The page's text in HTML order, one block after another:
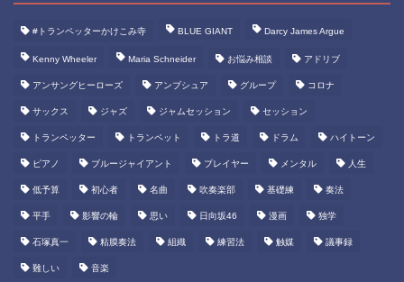
#トランペッターかけこみ寺 BLUE GIANT Darcy James Argue
Kenny Wheeler Maria Schneider お悩み相談 アドリブ
アンサングヒーローズ アンブシュア グループ コロナ
サックス ジャズ ジャムセッション セッション
トランペッター トランペット トラ道 ドラム ハイトーン
ピアノ ブルージャイアント プレイヤー メンタル 人生
低予算 初心者 名曲 吹奏楽部 基礎練 奏法
平手 影響の輪 思い 日向坂46 漫画 独学
石塚真一 粘膜奏法 組織 練習法 触媒 議事録
難しい 音楽